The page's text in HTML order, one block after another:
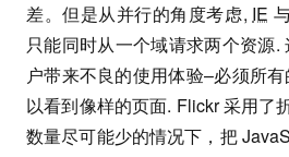
差。但是从并行的角度考虑, IE
只能同时从一个域请求两个资源.
户带来不良的使用体验–必须所
以看到像样的页面. Flickr 采用了
数量尽可能少的情况下，把